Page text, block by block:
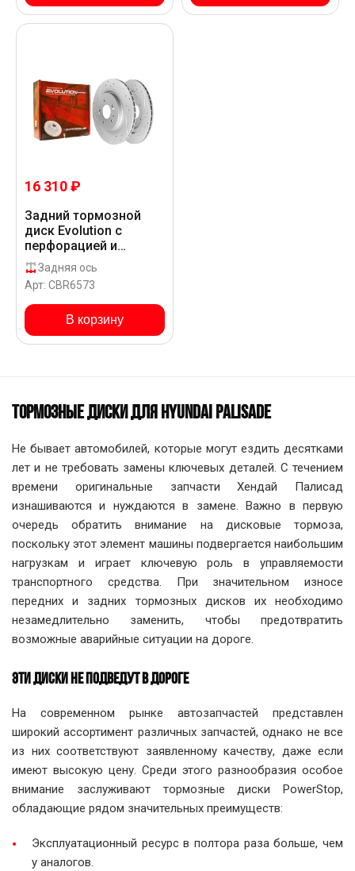
16 310 ₽
Задний тормозной
диск Evolution с
перфорацией и
насечками в покрытии
GEOMET для Hyundai
PALISADE PS822
Задняя ось
Арт: CBR6573
В корзину
ТОРМОЗНЫЕ ДИСКИ ДЛЯ HYUNDAI PALISADE
Не бывает автомобилей, которые могут ездить десятками
лет и не требовать замены ключевых деталей. С течением
времени оригинальные запчасти Хендай Палисад
изнашиваются и нуждаются в замене. Важно в первую
очередь обратить внимание на дисковые тормоза,
поскольку этот элемент машины подвергается наибольшим
нагрузкам и играет ключевую роль в управляемости
транспортного средства. При значительном износе
передних и задних тормозных дисков их необходимо
незамедлительно заменить, чтобы предотвратить
возможные аварийные ситуации на дороге.
ЭТИ ДИСКИ НЕ ПОДВЕДУТ В ДОРОГЕ
На современном рынке автозапчастей представлен
широкий ассортимент различных запчастей, однако не все
из них соответствуют заявленному качеству, даже если
имеют высокую цену. Среди этого разнообразия особое
внимание заслуживают тормозные диски PowerStop,
обладающие рядом значительных преимуществ:
Эксплуатационный ресурс в полтора раза больше, чем
у аналогов.